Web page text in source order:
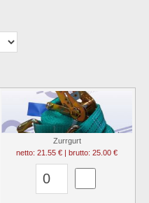
Zurrgurt
netto: 21.55 € | brutto: 25.00 €